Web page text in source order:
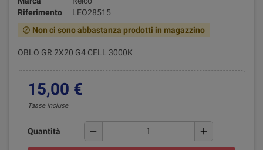
Riferimento
LEO28515
block Non ci sono abbastanza prodotti in magazzino
OBLO GR 2X20 G4 CELL 3000K
15,00 €
Tasse incluse
Quantità remove add